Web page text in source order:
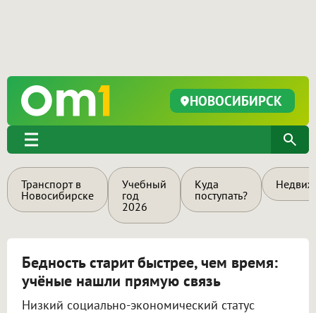
НОВОСИБИРСК
Транспорт в
Новосибирске
Учебный
год
2026
Куда
поступать?
Бедность старит быстрее, чем время:
учёные нашли прямую связь
Низкий социально-экономический статус